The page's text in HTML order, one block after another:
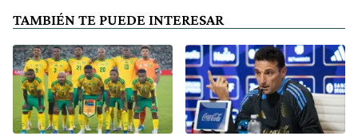
TAMBIÉN TE PUEDE INTERESAR